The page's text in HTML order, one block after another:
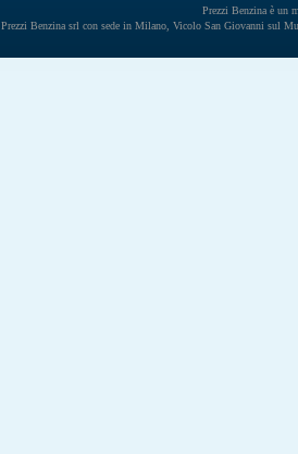
Prezzi Benzina è un
Prezzi Benzina srl con sede in Milano, Vicolo San Giovanni sul